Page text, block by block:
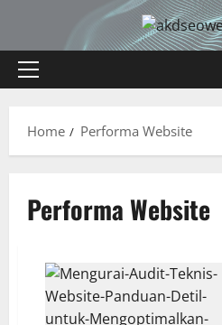
content
Primary
Home
Performa Website
Performa Website